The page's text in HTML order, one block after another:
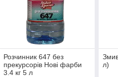
Розчинник 647 без
прекурсорів Нові фарби
3.4 кг 5 л
л)